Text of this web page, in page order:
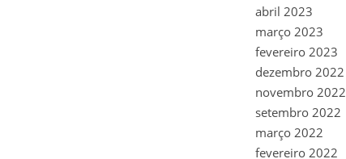
abril 2023
março 2023
fevereiro 2023
dezembro 2022
novembro 2022
setembro 2022
março 2022
fevereiro 2022